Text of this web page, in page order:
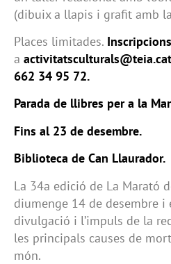
(dibuix a llapis i grafit amb
Places limitades.
a
662 34 95 72.
Parada de llibres per a la
Fins al 23 de desembre.
Biblioteca de Can Llaurador.
La 34a edició de La Marató
diumenge 14 de desembre i
divulgació i l’impuls de la
les principals causes de
món.